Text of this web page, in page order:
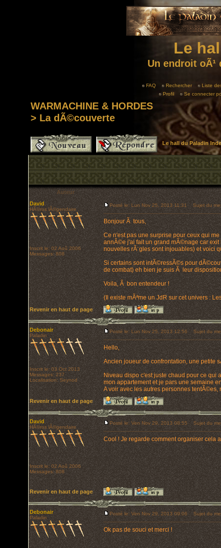
Le
Un endroit
FAQ Rechercher
Liste
Profil
Se connecter
WARMACHINE & HORDES
> La dÃ©couverte
Le hall du Paladin
Auteur
David
HÃ©ros lÃ©gendaire
Inscrit le: 02 Aoû 2006
Messages: 808
Posté le: Lun Nov 25, 2013 11:31 Sujet du
Bonjour Ã tous,
Ce n'est pas une surprise pour ceux qui
annÃ©e j'ai fait un grand mÃ©nage car exit
nouvelles rÃ¨gles sont injouables) et voici
Si certains sont intÃ©ressÃ©s pour
de combat) eh bien je suis Ã leur
Voila, Ã bon entendeur !
(Il existe mÃªme un JdR sur cet univers :
Revenir en haut de page
Debonair
Paladin
Inscrit le: 03 Oct 2013
Messages: 237
Localisation: Seynod
Posté le: Lun Nov 25, 2013 12:56 Sujet du
Hello,
Ancien joueur de confrontation, une petite
Niveau dispo c'est juste chaud pour ce qui
mon appartement et je pars une semaine
A voir avec les autres personnes tentÃ©es,
Revenir en haut de page
David
HÃ©ros lÃ©gendaire
Inscrit le: 02 Aoû 2006
Messages: 808
Posté le: Ven Nov 29, 2013 08:55 Sujet du
Cool ! Je regarde comment organiser cela
Revenir en haut de page
Debonair
Paladin
Posté le: Ven Nov 29, 2013 09:06 Sujet du
Ok pas de souci et merci !